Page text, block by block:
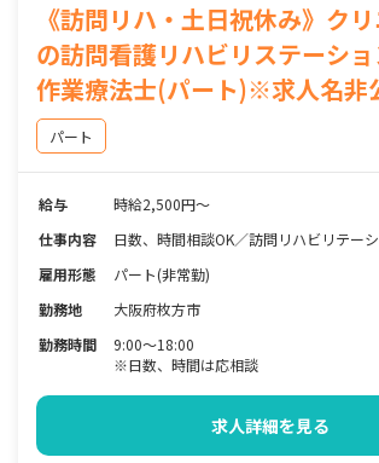
《訪問リハ・土日祝休み》ク
の訪問看護リハビリステーシ
作業療法士(パート)※求人名非
パート
給与
時給2,500円～
仕事内容
日数、時間相談OK／訪問リハビリテー
雇用形態
パート(非常勤)
勤務地
大阪府枚方市
勤務時間
9:00～18:00
※日数、時間は応相談
求人詳細を見る